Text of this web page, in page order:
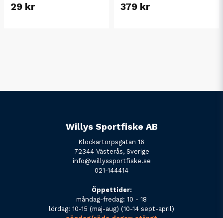
29 kr 379 kr
Willys Sportfiske AB
Klockartorpsgatan 16
72344 Västerås, Sverige
info@willyssportfiske.se
021-144414
Öppettider:
måndag-fredag: 10 - 18
lördag: 10-15 (maj-aug) (10-14 sept-april)